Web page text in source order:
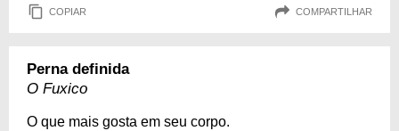
COPIAR COMPARTILHAR
Perna definida
O Fuxico
O que mais gosta em seu corpo.